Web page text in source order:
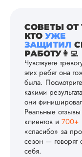
СОВЕТЫ ОТ
КТО УЖЕ
ЗАЩИТИЛ
РАБОТУ👩‍💻
Чувствуете
этих ребят она
была.
какими
они
Реальные отзывы
клиентов и 700+
«спасибо» за
сезон — говорят
себя.